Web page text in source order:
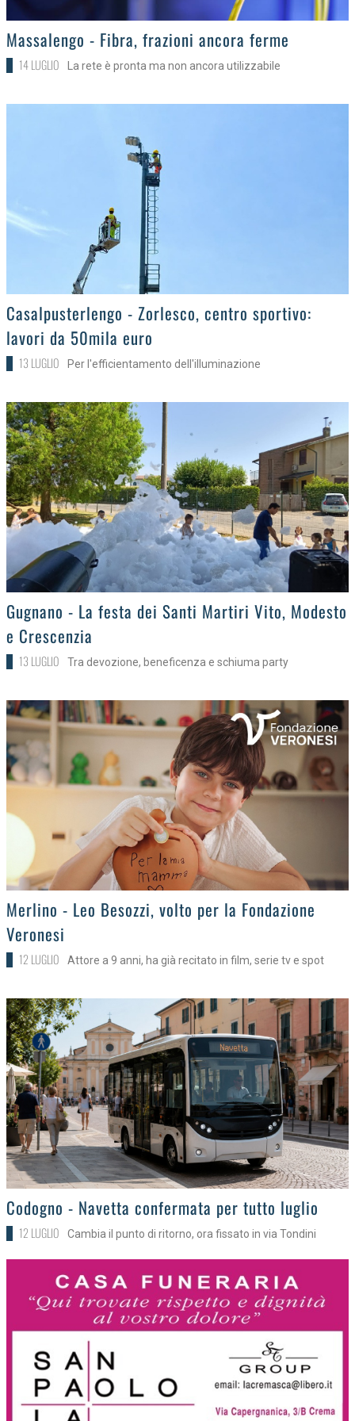
>Massalengo - Fibra, frazioni ancora ferme
14 LUGLIO La rete è pronta ma non ancora utilizzabile
>
Casalpusterlengo - Zorlesco, centro sportivo:
lavori da 50mila euro
13 LUGLIO Per l'efficientamento dell'illuminazione
>
Gugnano - La festa dei Santi Martiri Vito, Modesto
e Crescenzia
13 LUGLIO Tra devozione, beneficenza e schiuma party
>Merlino - Leo Besozzi, volto per la Fondazione
Veronesi
12 LUGLIO Attore a 9 anni, ha già recitato in film, serie tv e spot
>
Codogno - Navetta confermata per tutto luglio
12 LUGLIO Cambia il punto di ritorno, ora fissato in via Tondini